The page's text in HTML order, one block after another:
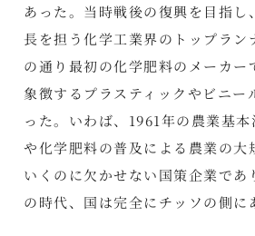
あった。当時戦後の復興を目指し
長を担う化学工業界のトップラン
の通り最初の化学肥料のメーカー
象徴するプラスティックやビニー
った。いわば、1961年の農業基
や化学肥料の普及による農業の大
いくのに欠かせない国策企業であ
の時代、国は完全にチッソの側に